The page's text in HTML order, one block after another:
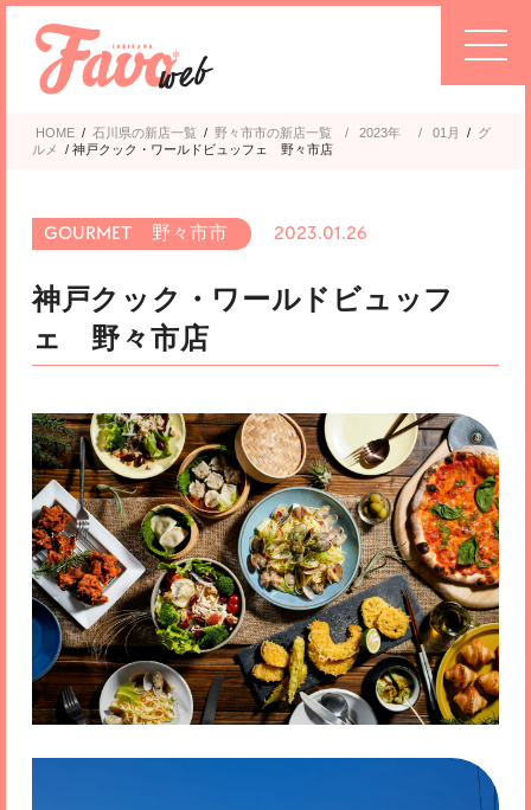
HOME / 石川県の新店一覧 / 野々市市 2023年 / 01月 / グ
ルメ
/ 神戸クック・ワールドビュッフェ 野々市店
野々市市 2023.01.26
神戸クック・ワールドビュッフ
ェ 野々市店